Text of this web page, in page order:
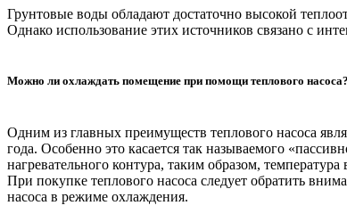
Грунтовые воды обладают достаточно высокой
Однако использование этих источников связано с
Можно ли охлаждать помещение при помощи теплового насоса?
Одним из главных преимуществ теплового насоса
года. Особенно это касается так называемого
нагревательного контура, таким образом,
При покупке теплового насоса следует обратить
насоса в режиме охлаждения.